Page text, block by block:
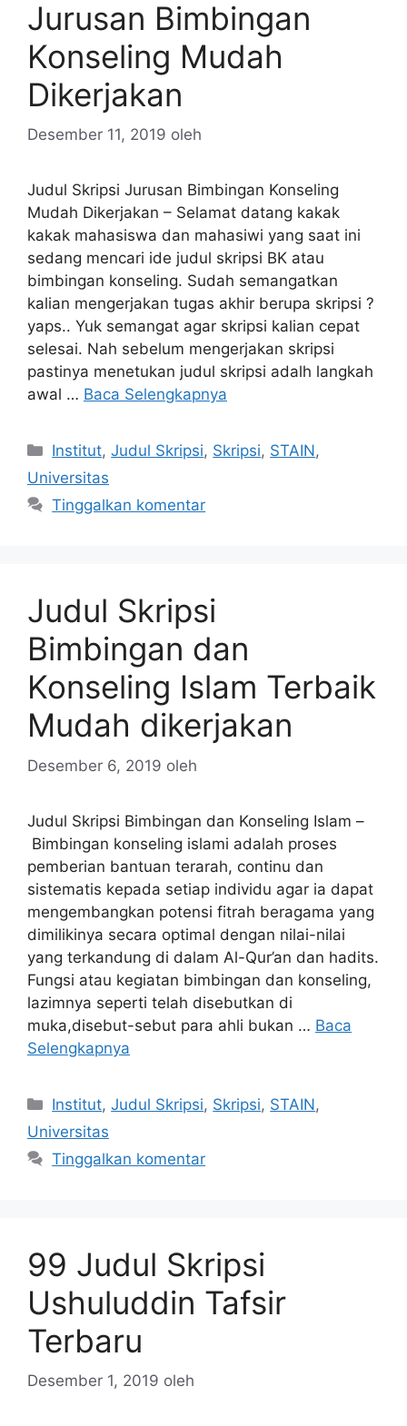
Jurusan Bimbingan
Konseling Mudah
Dikerjakan
Desember 11, 2019 oleh
Judul Skripsi Jurusan Bimbingan Konseling
Mudah Dikerjakan – Selamat datang kakak
kakak mahasiswa dan mahasiwi yang saat ini
sedang mencari ide judul skripsi BK atau
bimbingan konseling. Sudah semangatkan
kalian mengerjakan tugas akhir berupa skripsi ?
yaps.. Yuk semangat agar skripsi kalian cepat
selesai. Nah sebelum mengerjakan skripsi
pastinya menetukan judul skripsi adalh langkah
awal … Baca Selengkapnya
Kategori
Institut,Judul Skripsi, Skripsi, STAIN,
Universitas
Tinggalkan komentar
Judul Skripsi
Bimbingan dan
Konseling Islam Terbaik
Mudah dikerjakan
Desember 6, 2019 oleh
Judul Skripsi Bimbingan dan Konseling Islam –
Bimbingan konseling islami adalah proses
pemberian bantuan terarah, continu dan
sistematis kepada setiap individu agar ia dapat
mengembangkan potensi fitrah beragama yang
dimilikinya secara optimal dengan nilai-nilai
yang terkandung di dalam Al-Qur’an dan hadits.
Fungsi atau kegiatan bimbingan dan konseling,
lazimnya seperti telah disebutkan di
muka,disebut-sebut para ahli bukan … Baca
Selengkapnya
Kategori
Institut,Judul Skripsi, Skripsi, STAIN,
Universitas
Tinggalkan komentar
99 Judul Skripsi
Ushuluddin Tafsir
Terbaru
Desember 1, 2019 oleh